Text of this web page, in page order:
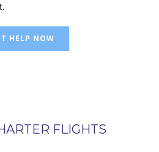
HELP NOW
FLIGHTS